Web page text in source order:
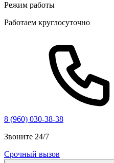
Режим работы
Работаем круглосуточно
8 (960) 030-38-38
Звоните 24/7
Срочный вызов